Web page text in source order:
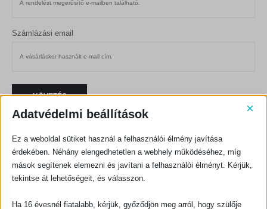
Számlázási email
KÖVETÉS
KAPCSOLATFELVÉTEL
CÍM:
Adatvédelmi beállítások ×
Ez a weboldal sütiket használ a felhasználói élmény javítása
érdekében. Néhány elengedhetetlen a webhely működéséhez, míg
mások segítenek elemezni és javítani a felhasználói élményt. Kérjük,
tekintse át lehetőségeit, és válasszon.
Ha 16 évesnél fiatalabb, kérjük, győződjön meg arról, hogy szülője